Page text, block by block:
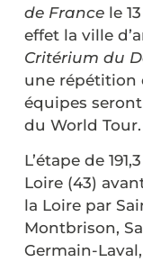
de France le
effet la ville
Critérium du
une répétition
équipes
du World Tour.
L’étape de
Loire (43)
la Loire par
Montbrison,
Germain-